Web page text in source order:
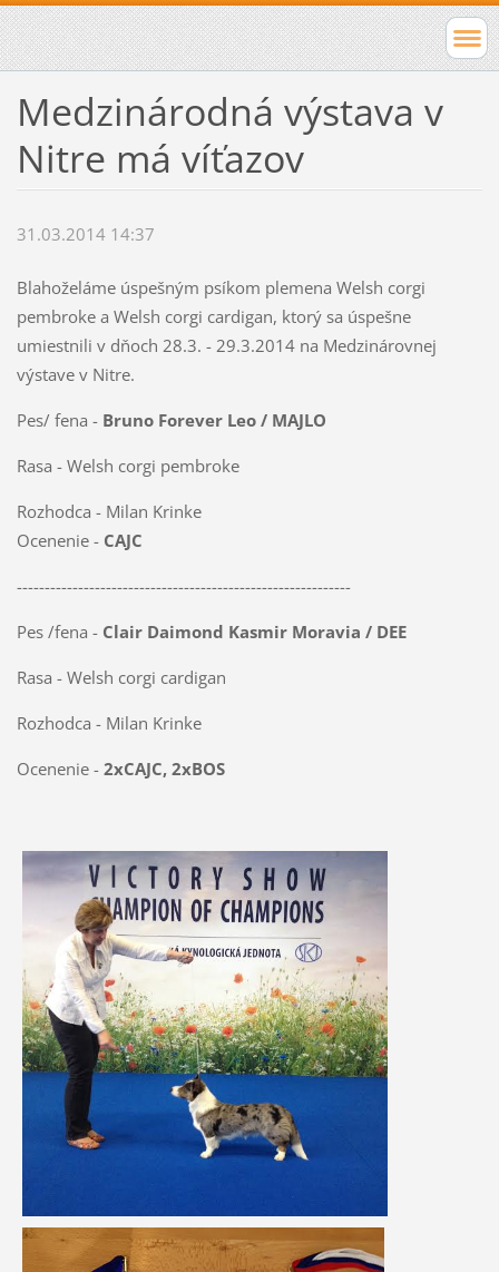
Medzinárodná výstava v
Nitre má víťazov
31.03.2014 14:37
Blahoželáme úspešným psíkom plemena Welsh corgi
pembroke a Welsh corgi cardigan, ktorý sa úspešne
umiestnili v dňoch 28.3. - 29.3.2014 na Medzinárovnej
výstave v Nitre.
Pes/ fena - Bruno Forever Leo / MAJLO
Rasa - Welsh corgi pembroke
Rozhodca - Milan Krinke
Ocenenie - CAJC
------------------------------------------------------------
Pes /fena - Clair Daimond Kasmir Moravia / DEE
Rasa - Welsh corgi cardigan
Rozhodca - Milan Krinke
Ocenenie - 2xCAJC, 2xBOS